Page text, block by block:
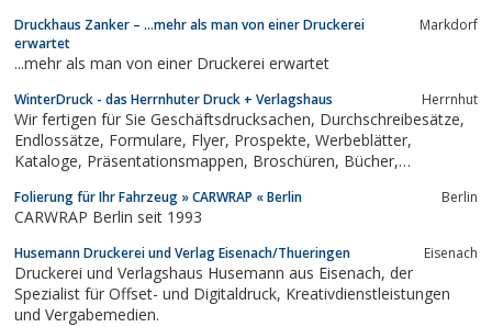
Druckhaus Zanker – …mehr als man von einer Druckerei
erwartet
Markdorf
...mehr als man von einer Druckerei erwartet
WinterDruck - das Herrnhuter Druck + Verlagshaus Herrnhut
Wir fertigen für Sie Geschäftsdrucksachen, Durchschreibesätze,
Endlossätze, Formulare, Flyer, Prospekte, Werbeblätter,
Kataloge, Präsentationsmappen, Broschüren, Bücher,
Schreibtischunterlagen, Aufkleber, Etiketten, Verpackungen und
Plakate.
Folierung für Ihr Fahrzeug » CARWRAP « Berlin Berlin
CARWRAP Berlin seit 1993
Husemann Druckerei und Verlag Eisenach/Thueringen Eisenach
Druckerei und Verlagshaus Husemann aus Eisenach, der
Spezialist für Offset- und Digitaldruck, Kreativdienstleistungen
und Vergabemedien.